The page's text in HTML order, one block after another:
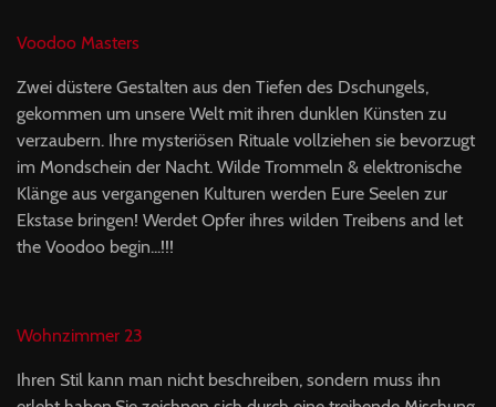
Voodoo Masters
Zwei düstere Gestalten aus den Tiefen des Dschungels,
gekommen um unsere Welt mit ihren dunklen Künsten zu
verzaubern. Ihre mysteriösen Rituale vollziehen sie bevorzugt
im Mondschein der Nacht. Wilde Trommeln & elektronische
Klänge aus vergangenen Kulturen werden Eure Seelen zur
Ekstase bringen! Werdet Opfer ihres wilden Treibens and let
the Voodoo begin...!!!
Wohnzimmer 23
Ihren Stil kann man nicht beschreiben, sondern muss ihn